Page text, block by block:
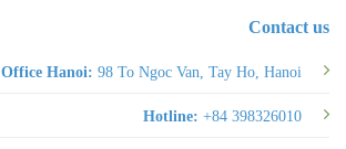
Contact us
Office Hanoi: 98 To Ngoc Van, Tay Ho, Hanoi
Hotline: +84 398326010